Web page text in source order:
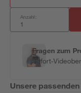
Anzahl:
Fragen zum
Sofort-
Unsere